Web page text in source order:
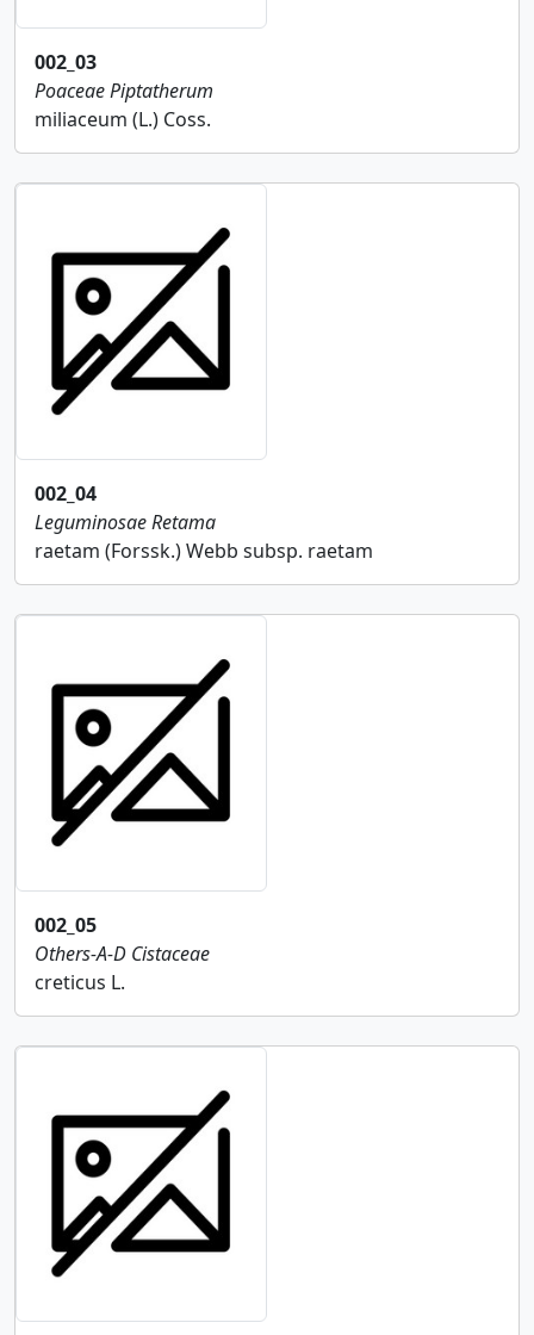
002_03
PoaceaePiptatherum
miliaceum (L.) Coss.
002_04
LeguminosaeRetama
raetam (Forssk.) Webb subsp. raetam
002_05
Others-A-D Cistaceae
creticus L.